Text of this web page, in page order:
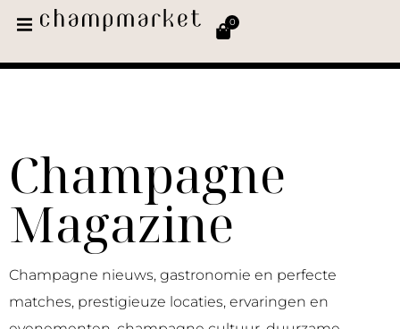
0
Champagne
Magazine
Champagne nieuws, gastronomie en perfecte
matches, prestigieuze locaties, ervaringen en